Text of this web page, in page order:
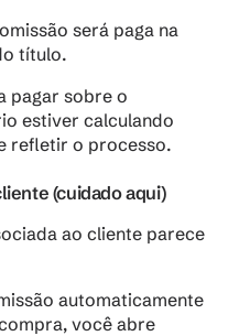
será paga na
título.
pagar sobre o
estiver calculando
refletir o processo.
(cuidado aqui)
ao cliente parece
automaticamente
você abre